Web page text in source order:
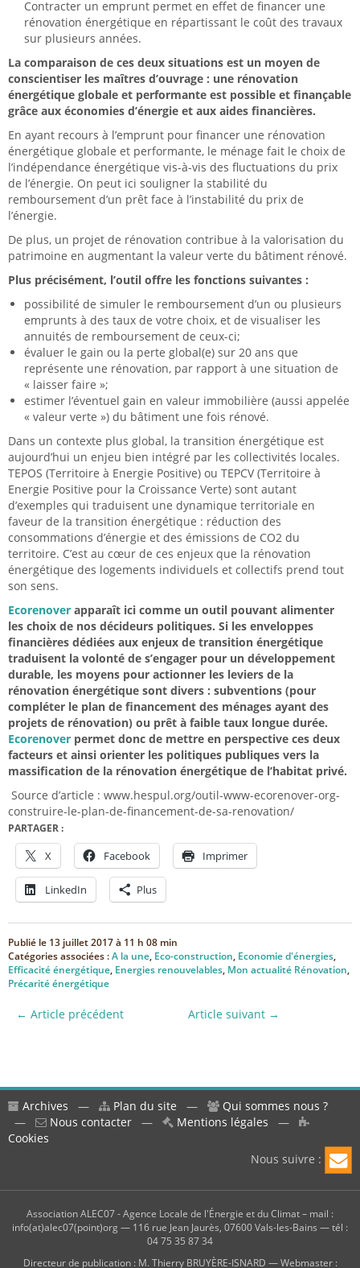
Contracter un emprunt permet en effet de financer une
rénovation énergétique en répartissant le coût des travaux
sur plusieurs années.
La comparaison de ces deux situations est un moyen de
conscientiser les maîtres d’ouvrage : une rénovation
énergétique globale et performante est possible et finançable
grâce aux économies d’énergie et aux aides financières.
En ayant recours à l’emprunt pour financer une rénovation
énergétique globale et performante, le ménage fait le choix de
l’indépendance énergétique vis-à-vis des fluctuations du prix
de l’énergie. On peut ici souligner la stabilité du
remboursement d’un prêt face à l’instabilité du prix de
l’énergie.
De plus, un projet de rénovation contribue à la valorisation du
patrimoine en augmentant la valeur verte du bâtiment rénové.
Plus précisément, l’outil offre les fonctions suivantes :
possibilité de simuler le remboursement d’un ou plusieurs
emprunts à des taux de votre choix, et de visualiser les
annuités de remboursement de ceux-ci;
évaluer le gain ou la perte global(e) sur 20 ans que
représente une rénovation, par rapport à une situation de
« laisser faire »;
estimer l’éventuel gain en valeur immobilière (aussi appelée
« valeur verte ») du bâtiment une fois rénové.
Dans un contexte plus global, la transition énergétique est
aujourd’hui un enjeu bien intégré par les collectivités locales.
TEPOS (Territoire à Energie Positive) ou TEPCV (Territoire à
Energie Positive pour la Croissance Verte) sont autant
d’exemples qui traduisent une dynamique territoriale en
faveur de la transition énergétique : réduction des
consommations d’énergie et des émissions de CO2 du
territoire. C’est au cœur de ces enjeux que la rénovation
énergétique des logements individuels et collectifs prend tout
son sens.
Ecorenover apparaît ici comme un outil pouvant alimenter
les choix de nos décideurs politiques. Si les enveloppes
financières dédiées aux enjeux de transition énergétique
traduisent la volonté de s’engager pour un développement
durable, les moyens pour actionner les leviers de la
rénovation énergétique sont divers : subventions (pour
compléter le plan de financement des ménages ayant des
projets de rénovation) ou prêt à faible taux longue durée.
Ecorenover permet donc de mettre en perspective ces deux
facteurs et ainsi orienter les politiques publiques vers la
massification de la rénovation énergétique de l’habitat privé.
Source d’article : www.hespul.org/outil-www-ecorenover-org-
construire-le-plan-de-financement-de-sa-renovation/
PARTAGER :
X Facebook Imprimer
LinkedIn Plus
Publié le 13 juillet 2017 à 11 h 08 min
Catégories associées :A la une, Eco-construction, Economie d'énergies,
Efficacité énergétique, Energies renouvelables, Mon actualité Rénovation,
Précarité énergétique
← Article précédent Article suivant →
Archives — Plan du site —
Qui sommes nous ?
—
Nous contacter — Mentions légales —
Cookies
Nous suivre :
Association ALEC07 - Agence Locale de l'Énergie et du Climat – mail :
info(at)alec07(point)org — 116 rue Jean Jaurès, 07600 Vals-les-Bains — tél :
04 75 35 87 34
Directeur de publication : M. Thierry BRUYÈRE-ISNARD — Webmaster :